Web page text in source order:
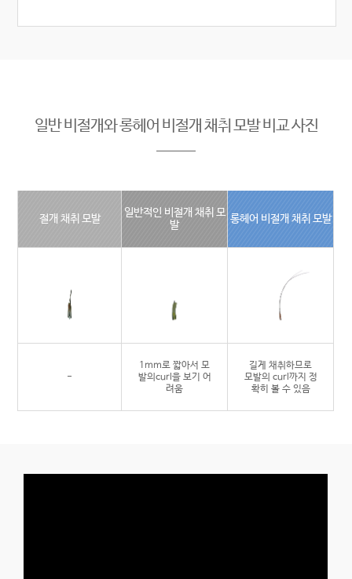
일반 비절개와 롱헤어 비절개 채취 모발 비교 사진
절개 채취 모발
일반적인 비절개 채취 모
발
롱헤어 비절개 채취 모발
-
1mm로 짧아서 모
발의 curl을 보기 어
려움
길게 채취하므로
모발의 curl까지 정
확히 볼 수 있음